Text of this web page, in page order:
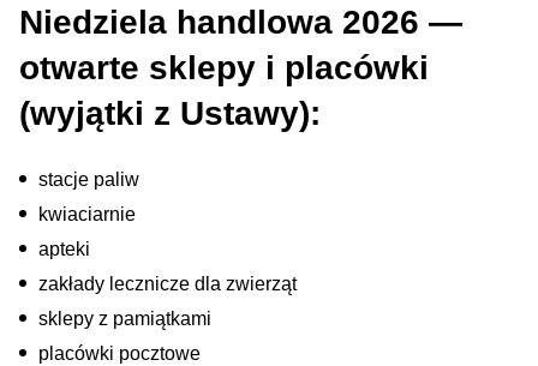
Niedziela handlowa 2026 —
otwarte sklepy i placówki
(wyjątki z Ustawy):
stacje paliw
kwiaciarnie
apteki
zakłady lecznicze dla zwierząt
sklepy z pamiątkami
placówki pocztowe